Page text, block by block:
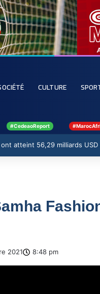
CULTURE
#CedeaoReport
atteint 56,29 milliards
2021 8:48 pm